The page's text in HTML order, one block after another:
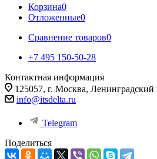
Корзина0
Отложенные0
Сравнение товаров0
+7 495 150-50-28
Контактная информация
125057, г. Москва, Ленинградский
info@itsdelta.ru
Telegram
Поделиться